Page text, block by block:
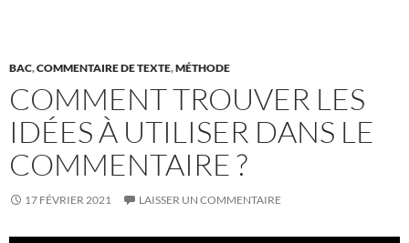
BAC,COMMENTAIRE DE TEXTE,MÉTHODE
COMMENT TROUVER LES
IDÉES À UTILISER DANS LE
COMMENTAIRE ?
17 FÉVRIER 2021 LAISSER UN COMMENTAIRE